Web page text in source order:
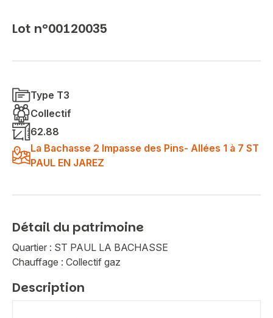
Lot n°00120035
Type T3
Collectif
62.88
La Bachasse 2 Impasse des Pins- Allées 1 à 7 ST
PAUL EN JAREZ
Détail du patrimoine
Quartier : ST PAUL LA BACHASSE
Chauffage : Collectif gaz
Description